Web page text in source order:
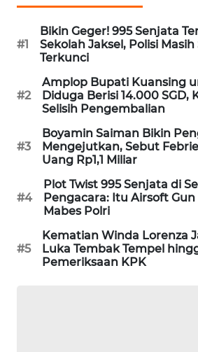
#1
Bikin Geger! 995 Senjata
Sekolah Jaksel, Polisi
Terkunci
#2
Amplop Bupati Kuansing
Diduga Berisi 14.000 SGD,
Selisih Pengembalian
#3
Boyamin Saiman Bikin
Mengejutkan, Sebut
Uang Rp1,1 Miliar
#4
Plot Twist 995 Senjata di
Pengacara: Itu Airsoft
Mabes Polri
#5
Kematian Winda Lorenza
Luka Tembak Tempel
Pemeriksaan KPK
WAHANA
SELEB
WAHANA
PERSONA
WAHANA
OTOMOTIF
WAHANA
HEALTH
WAHANA
DESA
WISATA